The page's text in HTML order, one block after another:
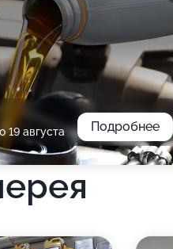
19 августа
Подробнее